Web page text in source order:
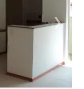
›Next